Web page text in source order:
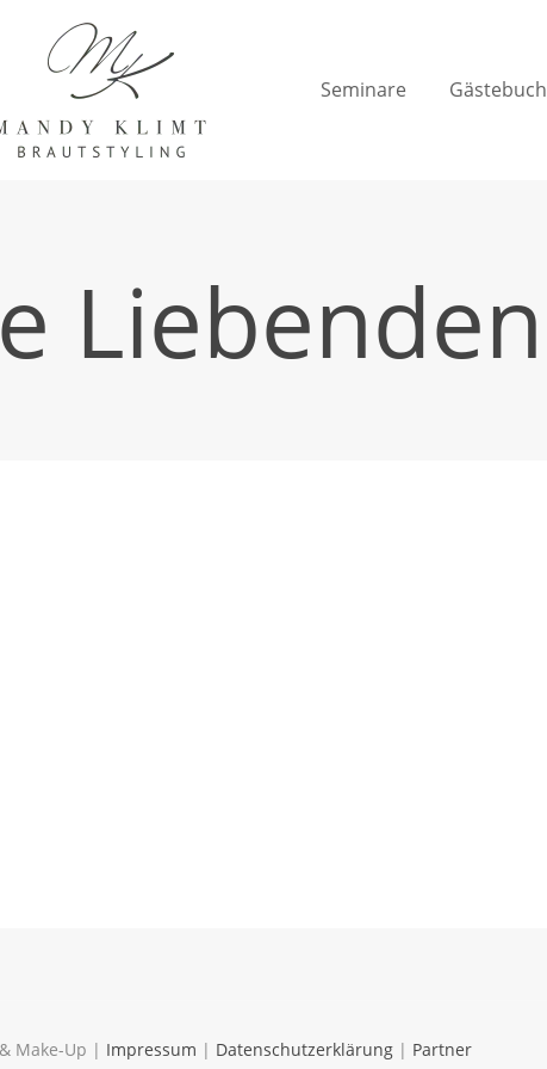
Seminare Gästebuch
Liebenden
Make-Up | Impressum | Datenschutzerklärung| Partner